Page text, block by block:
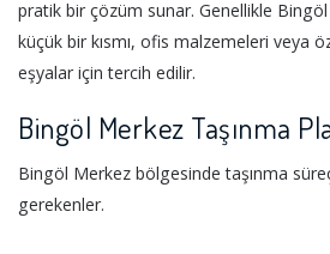
pratik bir çözüm sunar. Genellikle Bingöl
küçük bir kısmı, ofis malzemeleri veya
eşyalar için tercih edilir.
Bingöl Merkez Taşınma
Bingöl Merkez bölgesinde taşınma
gerekenler.